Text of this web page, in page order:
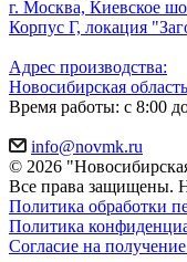
г. Москва, Киевское
Корпус Г, локация
Адрес производства:
Новосибирская
Время работы: с 8:00
info@novmk.ru
© 2026
Все права защищены.
Политика обработки
Политика
Согласие на